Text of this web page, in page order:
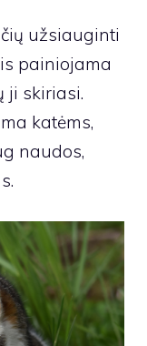
užsiauginti
painiojama
ji skiriasi.
katėms,
naudos,